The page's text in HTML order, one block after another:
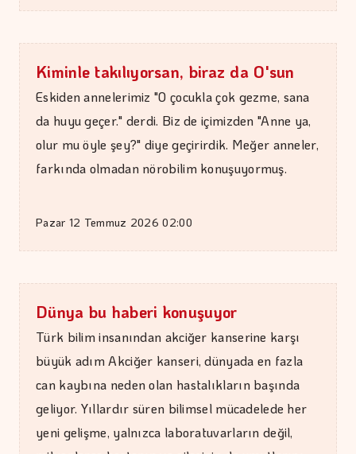
Kiminle takılıyorsan, biraz da O'sun
Eskiden annelerimiz "O çocukla çok gezme, sana
da huyu geçer." derdi. Biz de içimizden "Anne ya,
olur mu öyle şey?" diye geçirirdik. Meğer anneler,
farkında olmadan nörobilim konuşuyormuş.
Pazar 12 Temmuz 2026 02:00
Dünya bu haberi konuşuyor
Türk bilim insanından akciğer kanserine karşı
büyük adım Akciğer kanseri, dünyada en fazla
can kaybına neden olan hastalıkların başında
geliyor. Yıllardır süren bilimsel mücadelede her
yeni gelişme, yalnızca laboratuvarların değil,
Kadim tıptan günümüze…